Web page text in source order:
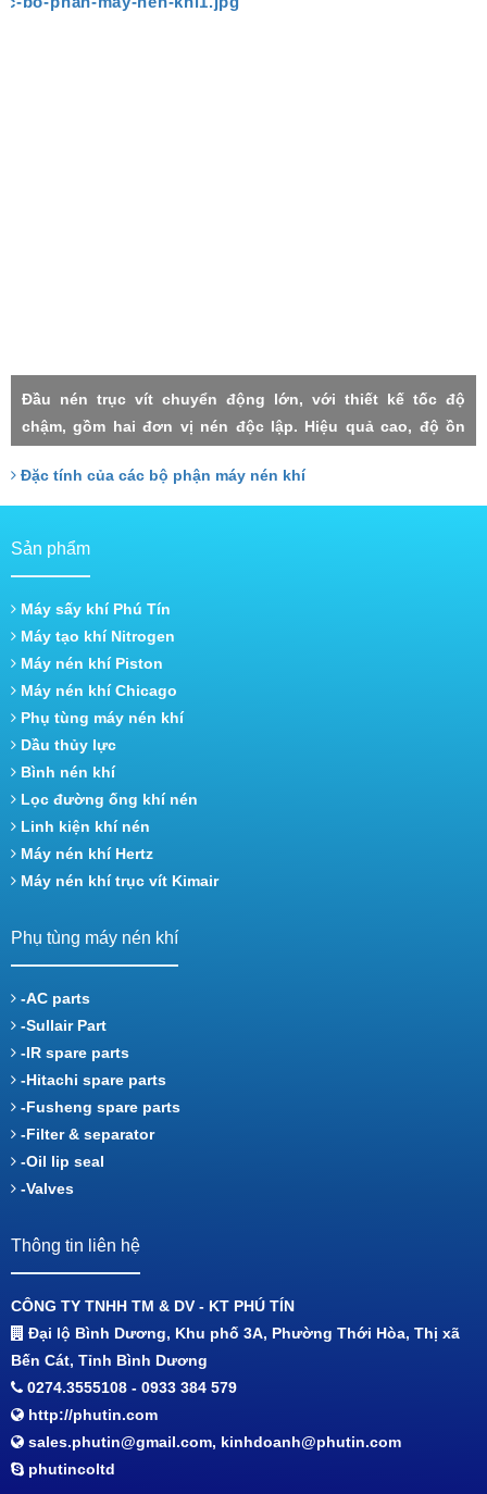
Đầu nén trục vít chuyển động lớn, với thiết kế tốc độ
chậm, gồm hai đơn vị nén độc lập. Hiệu quả cao, độ ồn
thấp, thất thoát nhỏ, Hai cấp trục vít đảm nhận với công
xuất tương đồng, do đó chịu lực nhỏ, tuổi thọ cao.
Đặc tính của các bộ phận máy nén khí
Sản phẩm
Máy sấy khí Phú Tín
Máy tạo khí Nitrogen
Máy nén khí Piston
Máy nén khí Chicago
Phụ tùng máy nén khí
Dầu thủy lực
Bình nén khí
Lọc đường ống khí nén
Linh kiện khí nén
Máy nén khí Hertz
Máy nén khí trục vít Kimair
Phụ tùng máy nén khí
-AC parts
-Sullair Part
-IR spare parts
-Hitachi spare parts
-Fusheng spare parts
-Filter & separator
-Oil lip seal
-Valves
Thông tin liên hệ
CÔNG TY TNHH TM & DV - KT PHÚ TÍN
Đại lộ Bình Dương, Khu phố 3A, Phường Thới Hòa, Thị xã
Bến Cát, Tỉnh Bình Dương
0274.3555108 - 0933 384 579
http://phutin.com
sales.phutin@gmail.com, kinhdoanh@phutin.com
phutincoltd